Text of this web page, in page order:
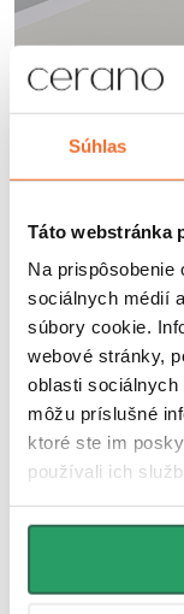
Súhlas
Táto webstránka
Na prispôsobenie
sociálnych médií
súbory cookie.
webové stránky,
oblasti
môžu príslušné
ktoré ste im
používali ich
Sprchové kúty a
odolnými
hrúbkou 1,5 cm
a stabilitu celej
drobných
a bez nutnosti
Antikorózna
aj pri
kúpeľňovom